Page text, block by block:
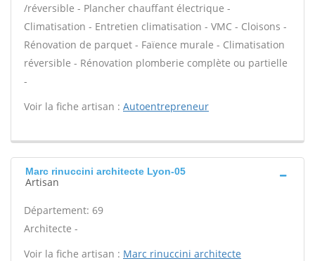
/réversible - Plancher chauffant électrique -
Climatisation - Entretien climatisation - VMC - Cloisons -
Rénovation de parquet - Faïence murale - Climatisation
réversible - Rénovation plomberie complète ou partielle
-
Voir la fiche artisan : Autoentrepreneur
Marc rinuccini architecte Lyon-05
Artisan
Département: 69
Architecte -
Voir la fiche artisan : Marc rinuccini architecte